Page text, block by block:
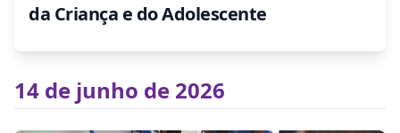
da Criança e do Adolescente
14 de junho de 2026